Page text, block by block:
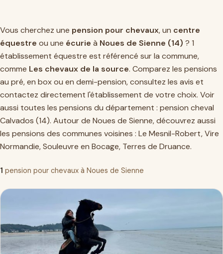
Vous cherchez une pension pour chevaux, un centre
équestre ou une écurie à Noues de Sienne (14) ? 1
établissement équestre est référencé sur la commune,
comme Les chevaux de la source. Comparez les pensions
au pré, en box ou en demi-pension, consultez les avis et
contactez directement l'établissement de votre choix. Voir
aussi toutes les pensions du département : pension cheval
Calvados (14). Autour de Noues de Sienne, découvrez aussi
les pensions des communes voisines : Le Mesnil-Robert,Vire
Normandie,Souleuvre en Bocage, Terres de Druance.
1 pension pour chevaux à Noues de Sienne